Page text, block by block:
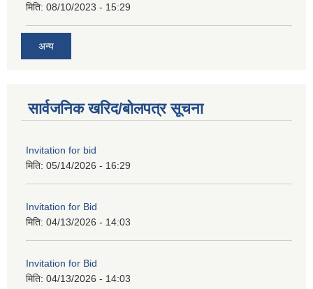
मिति: 08/10/2023 - 15:29
अन्य
सार्वजनिक खरिद/बोलपत्र सूचना
Invitation for bid
मिति: 05/14/2026 - 16:29
Invitation for Bid
मिति: 04/13/2026 - 14:03
Invitation for Bid
मिति: 04/13/2026 - 14:03